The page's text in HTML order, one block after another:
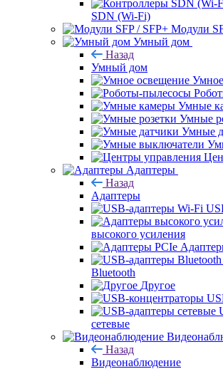
SDN (Wi-Fi)
Модули
Умный дом
Назад
Умный дом
Умные
Умные
Умные
Адаптеры
Назад
Адаптеры
высокого усиления
Bluetooth
Другое
сетевые
Назад
Видеонаблюдение